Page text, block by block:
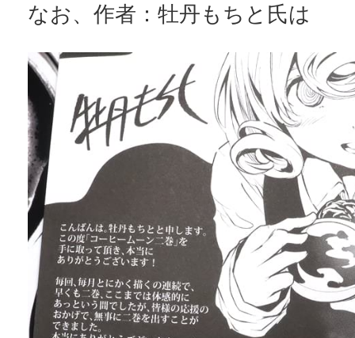
なお、作者：牡丹もちと氏は